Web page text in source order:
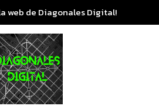
web de Diagonales Digital!